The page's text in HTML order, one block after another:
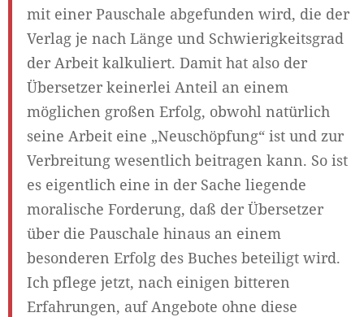
mit einer Pauschale abgefunden wird, die der
Verlag je nach Länge und Schwierigkeitsgrad
der Arbeit kalkuliert. Damit hat also der
Übersetzer keinerlei Anteil an einem
möglichen großen Erfolg, obwohl natürlich
seine Arbeit eine „Neuschöpfung“ ist und zur
Verbreitung wesentlich beitragen kann. So ist
es eigentlich eine in der Sache liegende
moralische Forderung, daß der Übersetzer
über die Pauschale hinaus an einem
besonderen Erfolg des Buches beteiligt wird.
Ich pflege jetzt, nach einigen bitteren
Erfahrungen, auf Angebote ohne diese